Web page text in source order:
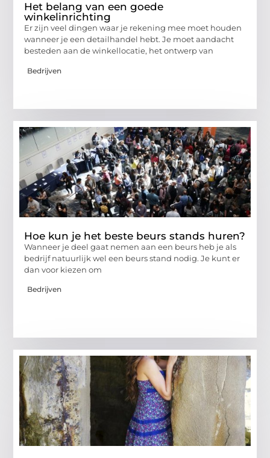
Het belang van een goede
winkelinrichting
Er zijn veel dingen waar je rekening mee moet houden
wanneer je een detailhandel hebt. Je moet aandacht
besteden aan de winkellocatie, het ontwerp van
Bedrijven
Hoe kun je het beste beurs stands huren?
Wanneer je deel gaat nemen aan een beurs heb je als
bedrijf natuurlijk wel een beurs stand nodig. Je kunt er
dan voor kiezen om
Bedrijven